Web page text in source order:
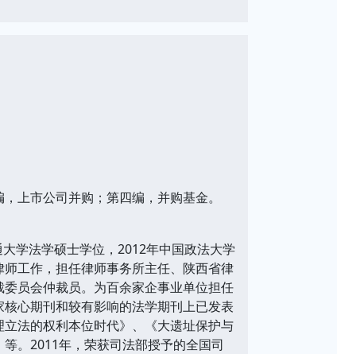
市公司并购；第四编，并购基金。
学法学硕士学位，2012年中国政法大学
工作，担任律师事务所主任、陕西省律
员会仲裁员。为百余家企事业单位担任
心期刊和较有影响的法学期刊上已发表
法的权利本位时代》、《大遗址保护与
。2011年，荣获司法部授予的全国司